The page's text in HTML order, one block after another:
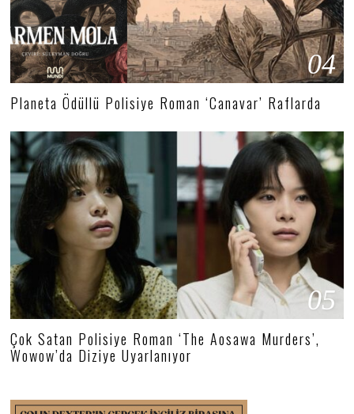
04
Planeta Ödüllü Polisiye Roman ‘Canavar’ Raflarda
05
Çok Satan Polisiye Roman ‘The Aosawa Murders’,
Wowow’da Diziye Uyarlanıyor